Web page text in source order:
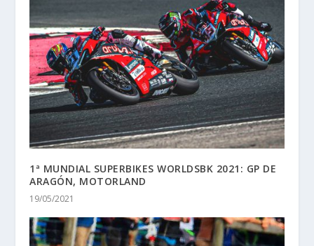
1ª MUNDIAL SUPERBIKES WORLDSBK 2021: GP DE
ARAGÓN, MOTORLAND
19/05/2021